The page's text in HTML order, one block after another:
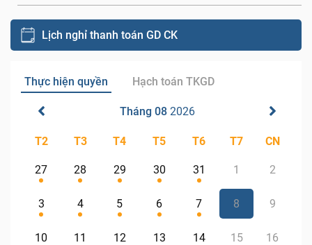
Lịch nghỉ thanh toán GD CK
Thực hiện quyền Hạch toán TKGD
Tháng 08 2026
T2 T3 T4 T5 T6 T7 CN
27 28 29 30 31 1 2
3 4 5 6 7 8 9
10 11 12 13 14 15 16